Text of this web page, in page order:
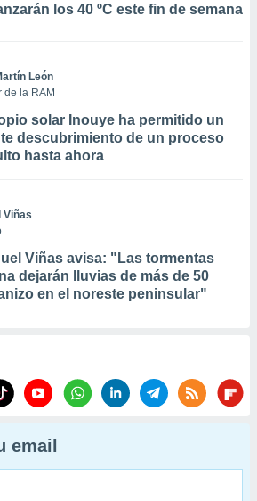
los 40 ºC este fin de semana
León
de la RAM
solar Inouye ha permitido un
descubrimiento de un proceso
hasta ahora
Viñas
Viñas avisa: "Las tormentas
dejarán lluvias de más de 50
en el noreste peninsular"
email